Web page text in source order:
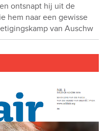
ontsnapt hij uit de
hem naar een gewisse
van Auschw